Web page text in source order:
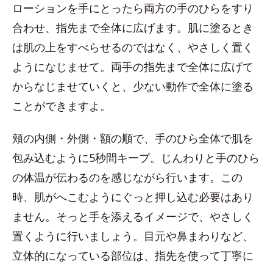
ローションを手にとったら両方の手のひらをすり
合わせ、指先まで全体に広げます。肌に塗るとき
は肌の上をすべらせるのではなく、やさしく置く
ようになじませて。両手の指先まで全体に広げて
からなじませていくと、少ない動作で全体に塗る
ことができますよ。
頬の内側・外側・額の順で、手のひら全体で肌を
包み込むように5秒間キープ。じんわりと手のひら
の体温が伝わるのを感じながら行います。この
時、肌がへこむようにぐっと押し込む必要はあり
ません。そっと手を添えるイメージで、やさしく
置くように行いましょう。目元や鼻まわりなど、
立体的になっている部位は、指先を使って丁寧に